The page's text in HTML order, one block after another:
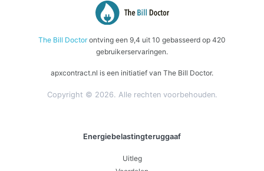
The Bill Doctorontving een 9,4 uit 10 gebasseerd op 420
gebruikerservaringen.
apxcontract.nl is een initiatief van The Bill Doctor.
Copyright © 2026. Alle rechten voorbehouden.
Energiebelastingteruggaaf
Uitleg